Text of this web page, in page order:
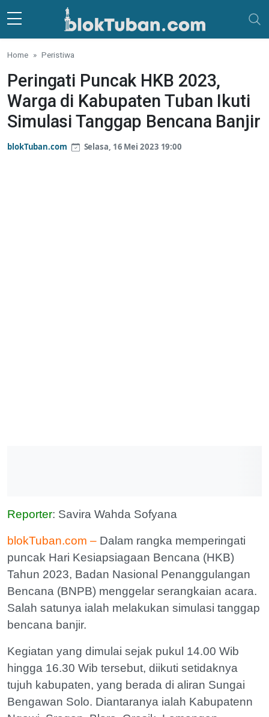
Skip to main content
Home Peristiwa
Peringati Puncak HKB 2023,
Warga di Kabupaten Tuban Ikuti
Simulasi Tanggap Bencana Banjir
blokTuban.com Selasa, 16 Mei 2023 19:00
Reporter: Savira Wahda Sofyana
blokTuban.com – Dalam rangka memperingati
puncak Hari Kesiapsiagaan Bencana (HKB)
Tahun 2023, Badan Nasional Penanggulangan
Bencana (BNPB) menggelar serangkaian acara.
Salah satunya ialah melakukan simulasi tanggap
bencana banjir.
Kegiatan yang dimulai sejak pukul 14.00 Wib
hingga 16.30 Wib tersebut, diikuti setidaknya
tujuh kabupaten, yang berada di aliran Sungai
Bengawan Solo. Diantaranya ialah Kabupatenn